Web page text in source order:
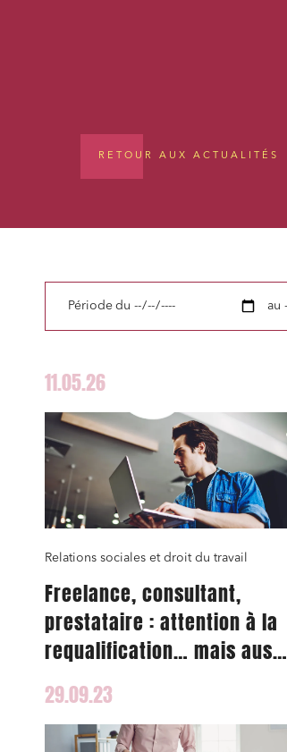
RETOUR AUX ACTUALITÉS
Période du au
11.05.26
Relations sociales et droit du travail
Freelance, consultant,
prestataire : attention à la
requalification… mais aussi
aux calculs qui suivent
29.09.23